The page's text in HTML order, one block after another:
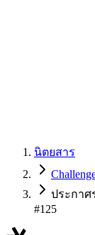
นิตยสาร
ประกาศ
#125